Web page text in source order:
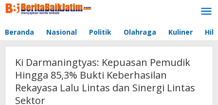
Lewati
ke
Beranda Nasional Politik Olahraga Kuliner
Ki Darmaningtyas: Kepuasan Pemudik
Hingga 85,3% Bukti Keberhasilan
Rekayasa Lalu Lintas dan Sinergi Lintas
Sektor